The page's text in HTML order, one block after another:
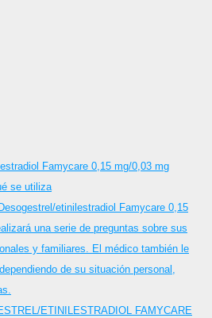
Famycare 0,15 mg/0,03 mg
se utiliza
etinilestradiol Famycare 0,15
una serie de preguntas sobre sus
y familiares. El médico también le
de su situación personal,
ETINILESTRADIOL FAMYCARE